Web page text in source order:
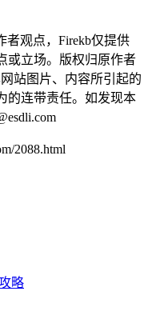
者观点，Firekb仅提供
或立场。版权归原作者
站图片、内容所引起的
的连带责任。如发现本
2088.html
略